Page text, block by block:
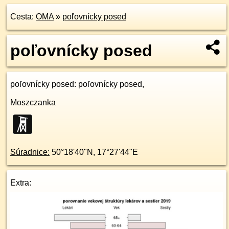
Cesta: OMA» poľovnícky posed
poľovnícky posed
poľovnícky posed: poľovnícky posed,
Moszczanka
Súradnice: 50°18'40"N , 17°27'44"E
Extra: